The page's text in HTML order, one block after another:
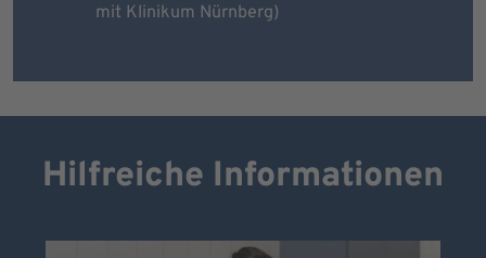
mit Klinikum Nürnberg)
Hilfreiche Informationen